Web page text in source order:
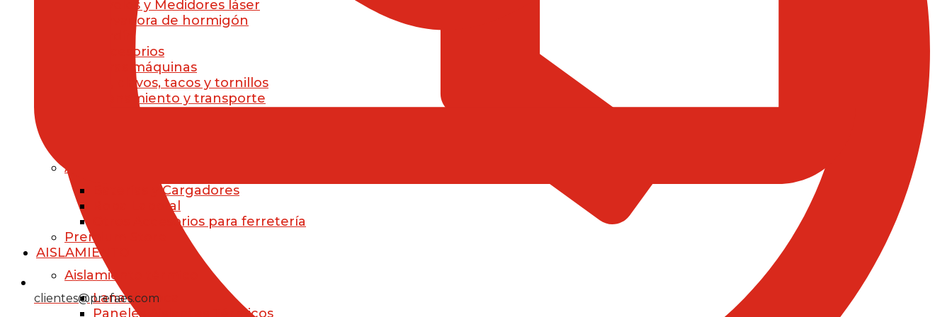
Niveles y Medidores láser
Clavadora de hormigón
Accesorios
Otras máquinas
Brocas, clavos, tacos y tornillos
Almacenamiento y transporte
Accesorios para Ferretería
Baterías y Cargadores
Ropa Laboral
Otros Accesorios para ferretería
Premium Store
AISLAMIENTO
Aislamiento térmico
Lana de roca
Paneles Aislantes Térmicos
clientes@prefaes.com